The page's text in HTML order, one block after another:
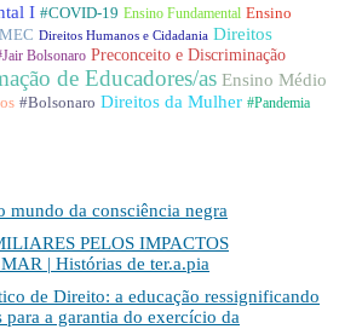
I #COVID-19 Ensino Fundamental Ensino
Direitos Humanos e Cidadania Direitos
Bolsonaro Preconceito e Discriminação
de Educadores/as Ensino Médio
#Bolsonaro Direitos da Mulher #Pandemia
mundo da consciência negra
PELOS IMPACTOS
| Histórias de ter.a.pia
de Direito: a educação ressignificando
a garantia do exercício da